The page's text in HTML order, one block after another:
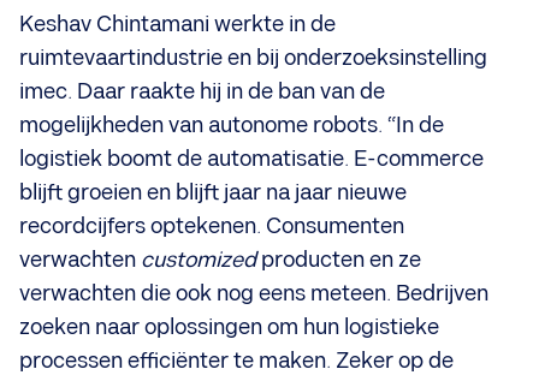
Keshav Chintamani werkte in de
ruimtevaartindustrie en bij onderzoeksinstelling
imec. Daar raakte hij in de ban van de
mogelijkheden van autonome robots. “In de
logistiek boomt de automatisatie. E-commerce
blijft groeien en blijft jaar na jaar nieuwe
recordcijfers optekenen. Consumenten
verwachten customizedproducten en ze
verwachten die ook nog eens meteen. Bedrijven
zoeken naar oplossingen om hun logistieke
processen efficiënter te maken. Zeker op de